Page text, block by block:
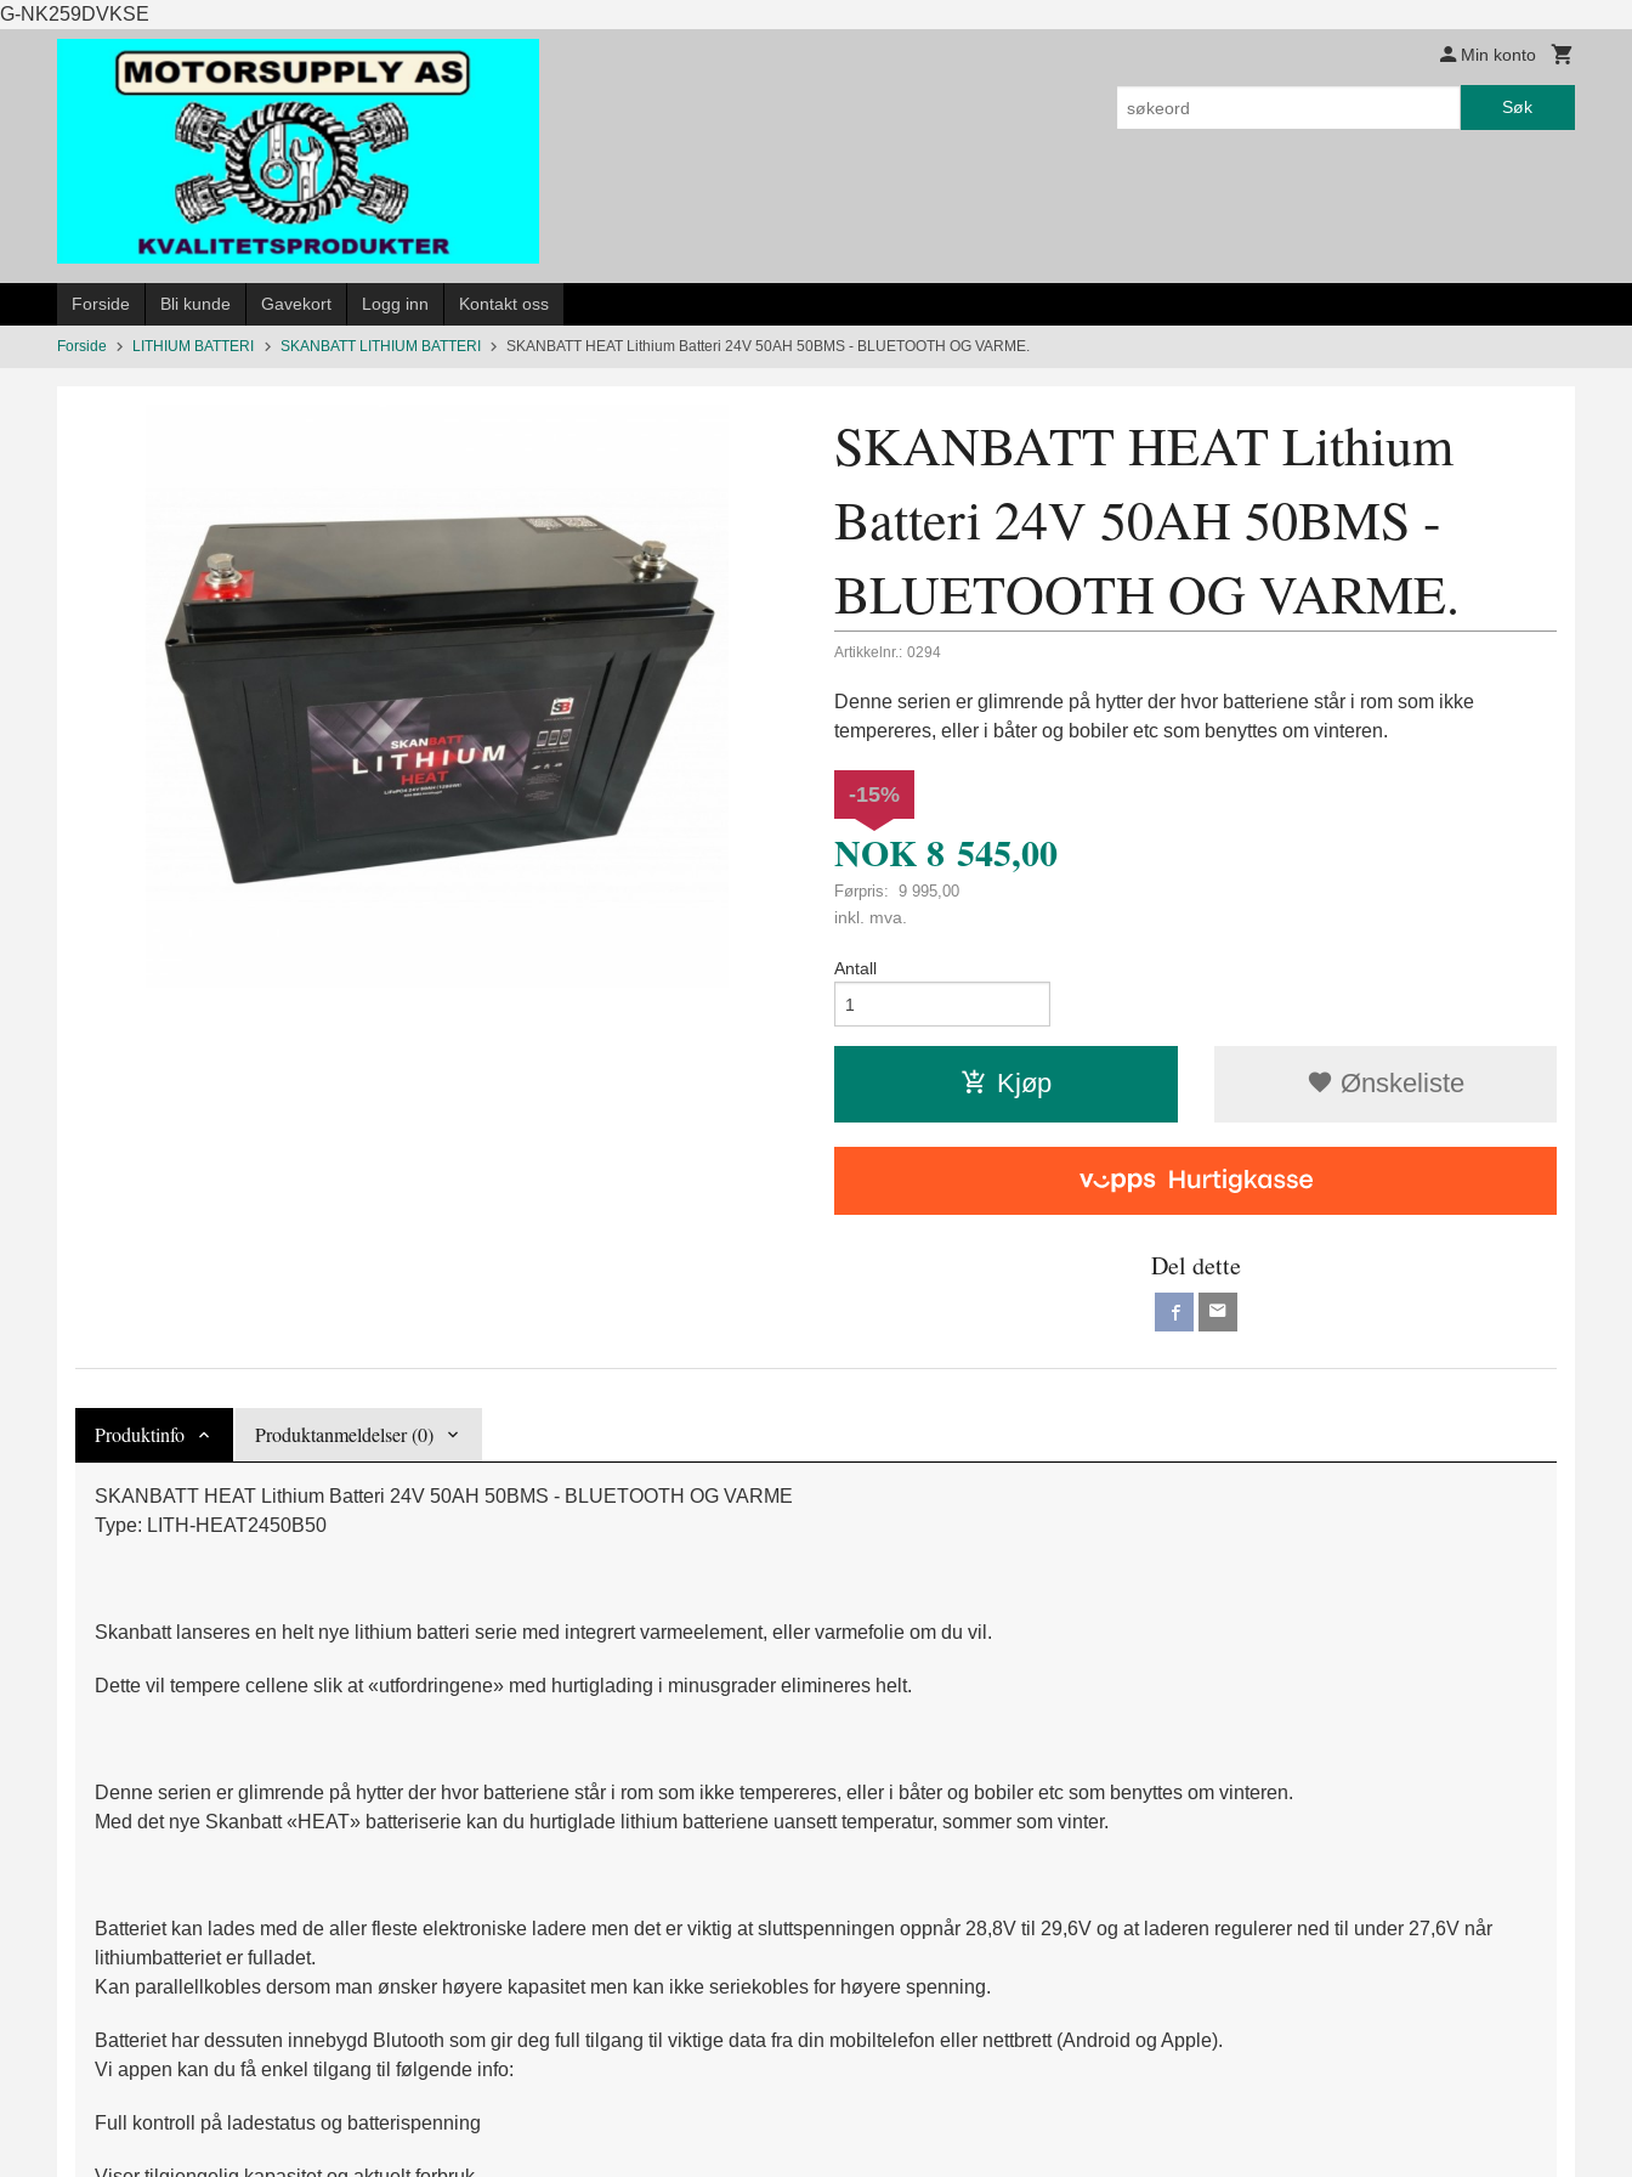
G-NK259DVKSE
til
innholdet
Min konto
Søk
Forside Bli kunde Gavekort Logg inn Kontakt oss
Forside LITHIUM BATTERI SKANBATT LITHIUM BATTERI SKANBATT HEAT Lithium Batteri 24V 50AH 50BMS - BLUETOOTH OG VARME.
SKANBATT HEAT Lithium
Batteri 24V 50AH 50BMS -
BLUETOOTH OG VARME.
Artikkelnr.: 0294
Denne serien er glimrende på hytter der hvor batteriene står i rom som ikke
tempereres, eller i båter og bobiler etc som benyttes om vinteren.
NOK 8 545,00
Førpris: 9 995,00
Rabatt
-15%
inkl. mva.
Antall
Kjøp Ønskeliste
Del dette
Produktinfo Produktanmeldelser (0)
SKANBATT HEAT Lithium Batteri 24V 50AH 50BMS - BLUETOOTH OG VARME
Type: LITH-HEAT2450B50
Skanbatt lanseres en helt nye lithium batteri serie med integrert varmeelement, eller varmefolie om du vil.
Dette vil tempere cellene slik at «utfordringene» med hurtiglading i minusgrader elimineres helt.
Denne serien er glimrende på hytter der hvor batteriene står i rom som ikke tempereres, eller i båter og bobiler etc som benyttes om vinteren.
Med det nye Skanbatt «HEAT» batteriserie kan du hurtiglade lithium batteriene uansett temperatur, sommer som vinter.
Batteriet kan lades med de aller fleste elektroniske ladere men det er viktig at sluttspenningen oppnår 28,8V til 29,6V og at laderen regulerer ned til under 27,6V når
lithiumbatteriet er fulladet.
Kan parallellkobles dersom man ønsker høyere kapasitet men kan ikke seriekobles for høyere spenning.
Batteriet har dessuten innebygd Blutooth som gir deg full tilgang til viktige data fra din mobiltelefon eller nettbrett (Android og Apple).
Vi appen kan du få enkel tilgang til følgende info:
Full kontroll på ladestatus og batterispenning